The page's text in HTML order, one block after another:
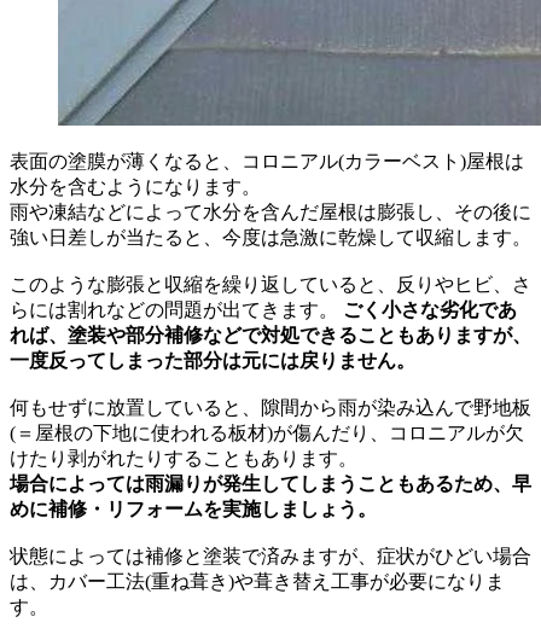
表面の塗膜が薄くなると、コロニアル(カラーベスト)屋根は
水分を含むようになります。
雨や凍結などによって水分を含んだ屋根は膨張し、その後に
強い日差しが当たると、今度は急激に乾燥して収縮します。
このような膨張と収縮を繰り返していると、反りやヒビ、さ
らには割れなどの問題が出てきます。 ごく小さな劣化であ
れば、塗装や部分補修などで対処できることもありますが、
一度反ってしまった部分は元には戻りません。
何もせずに放置していると、隙間から雨が染み込んで野地板
(＝屋根の下地に使われる板材)が傷んだり、コロニアルが欠
けたり剥がれたりすることもあります。
場合によっては雨漏りが発生してしまうこともあるため、早
めに補修・リフォームを実施しましょう。
状態によっては補修と塗装で済みますが、症状がひどい場合
は、カバー工法(重ね葺き)や葺き替え工事が必要になりま
す。